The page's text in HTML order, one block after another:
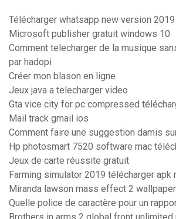
Télécharger whatsapp new version
Microsoft publisher gratuit windows 10
Comment telecharger de la musique
par hadopi
Créer mon blason en ligne
Jeux java a telecharger video
Gta vice city for pc compressed
Mail track gmail ios
Comment faire une suggestion damis
Hp photosmart 7520 software mac
Jeux de carte réussite gratuit
Farming simulator 2019 télécharger apk
Miranda lawson mass effect 2 wallpaper
Quelle police de caractère pour un